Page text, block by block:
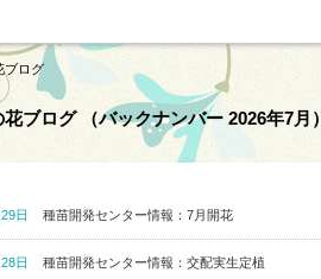
ブログ
ブログ （バックナンバー 2026年7月）
日 種苗開発センター情報：7月開花
日 種苗開発センター情報：交配実生定植